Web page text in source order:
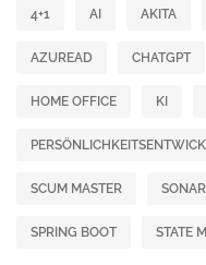
4+1 AI AKITA
AZUREAD CHATGPT
HOME OFFICE KI
SCUM MASTER
SPRING BOOT STATE